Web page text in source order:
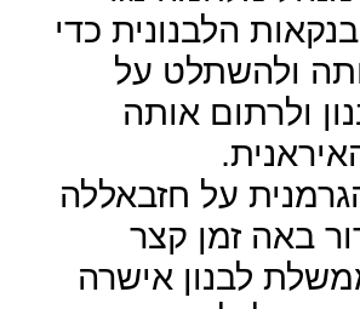
הלבנונית כדי
ולהשתלט על
ולרתום אותה
על חזבאללה
באה זמן קצר
לבנון אישרה